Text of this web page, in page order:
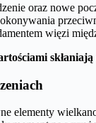
oraz nowe
więzi
elementy